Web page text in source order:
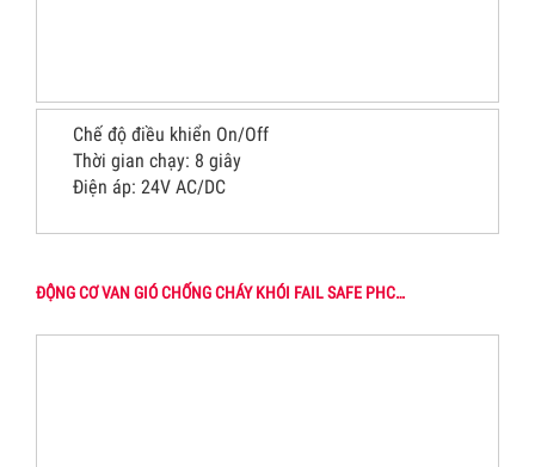
Chế độ điều khiển On/Off
Thời gian chạy: 8 giây
Điện áp: 24V AC/DC
ĐỘNG CƠ VAN GIÓ CHỐNG CHÁY KHÓI FAIL SAFE PHC…